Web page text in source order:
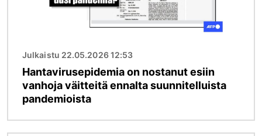
Julkaistu 22.05.2026 12:53
Hantavirusepidemia on nostanut esiin
vanhoja väitteitä ennalta suunnitelluista
pandemioista